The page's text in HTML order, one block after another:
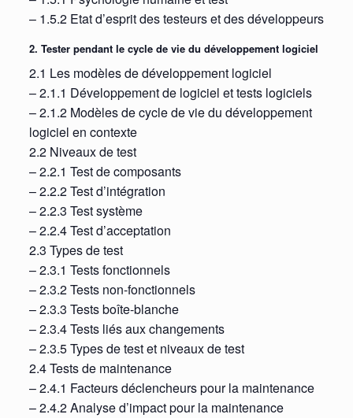
– 1.5.2 Etat d’esprit des testeurs et des développeurs
2. Tester pendant le cycle de vie du développement logiciel
2.1 Les modèles de développement logiciel
– 2.1.1 Développement de logiciel et tests logiciels
– 2.1.2 Modèles de cycle de vie du développement
logiciel en contexte
2.2 Niveaux de test
– 2.2.1 Test de composants
– 2.2.2 Test d’intégration
– 2.2.3 Test système
– 2.2.4 Test d’acceptation
2.3 Types de test
– 2.3.1 Tests fonctionnels
– 2.3.2 Tests non-fonctionnels
– 2.3.3 Tests boîte-blanche
– 2.3.4 Tests liés aux changements
– 2.3.5 Types de test et niveaux de test
2.4 Tests de maintenance
– 2.4.1 Facteurs déclencheurs pour la maintenance
– 2.4.2 Analyse d’impact pour la maintenance